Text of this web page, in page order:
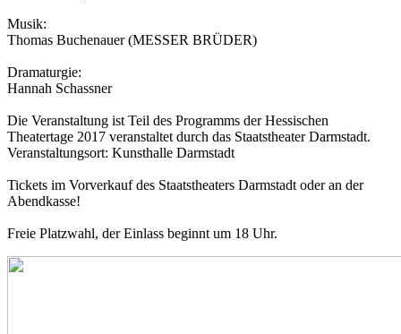
Musik:
Thomas Buchenauer (MESSER BRÜDER)
Dramaturgie:
Hannah Schassner
Die Veranstaltung ist Teil des Programms der Hessischen
Theatertage 2017 veranstaltet durch das Staatstheater Darmstadt.
Veranstaltungsort: Kunsthalle Darmstadt
Tickets im Vorverkauf des Staatstheaters Darmstadt oder an der
Abendkasse!
Freie Platzwahl, der Einlass beginnt um 18 Uhr.